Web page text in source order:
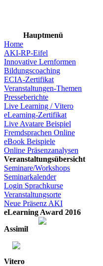
Hauptmenü
Home
AKI-RP-Eifel
Innovative Lernformen
Bildungscoaching
ECIA-Zertifikat
Veranstaltungen-Themen
Presseberichte
Live Learning / Vitero
eLearning-Zertifikat
Live Avatare Beispiel
Fremdsprachen Online
eBook Beispiele
Online Präsenzanalysen
Veranstaltungsübersicht
Seminare/Workshops
Seminarkalender
Login Sprachkurse
Veranstaltungsorte
Neue Präsenz AKI
eLearning Award 2016
Assimil
Vitero